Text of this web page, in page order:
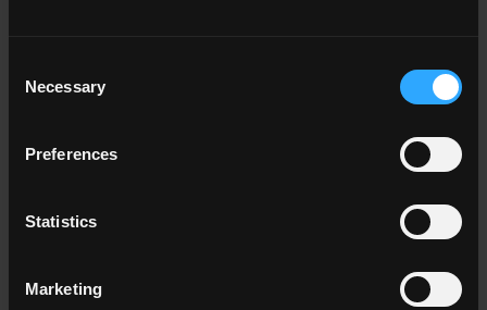
Selection
Necessary
Preferences
Statistics
Marketing